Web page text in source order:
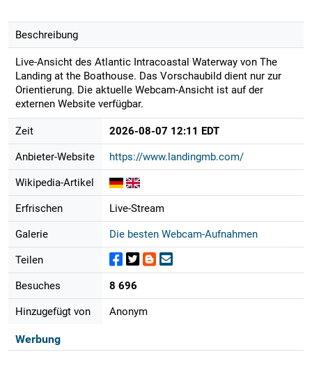
Beschreibung
Live-Ansicht des Atlantic Intracoastal Waterway von The
Landing at the Boathouse. Das Vorschaubild dient nur zur
Orientierung. Die aktuelle Webcam-Ansicht ist auf der
externen Website verfügbar.
Zeit 2026-08-07 12:11 EDT
Anbieter-Website https://www.landingmb.com/
Wikipedia-Artikel
Erfrischen Live-Stream
Galerie Die besten Webcam-Aufnahmen
Teilen
Besuches 8 696
Hinzugefügt von Anonym
Werbung